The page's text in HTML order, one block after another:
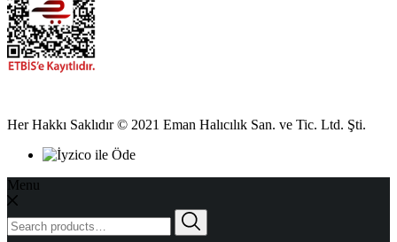
Her Hakkı Saklıdır © 2021 Eman Halıcılık San. ve Tic. Ltd. Şti.
Menu
Search
for: